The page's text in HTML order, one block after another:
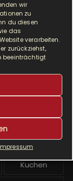
wir
zu
du diesen
das
verarbeiten.
zurückziehst,
beeinträchtigt
Hefeteig
HP 5031
kochen
Gourmet
Kuchen